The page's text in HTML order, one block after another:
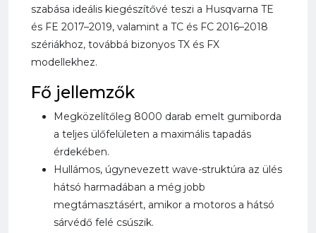
szabása ideális kiegészítővé teszi a Husqvarna TE
és FE 2017–2019, valamint a TC és FC 2016–2018
szériákhoz, továbbá bizonyos TX és FX
modellekhez.
Fő jellemzők
Megközelítőleg 8000 darab emelt gumiborda
a teljes ülőfelületen a maximális tapadás
érdekében.
Hullámos, úgynevezett wave-struktúra az ülés
hátsó harmadában a még jobb
megtámasztásért, amikor a motoros a hátsó
sárvédő felé csúszik.